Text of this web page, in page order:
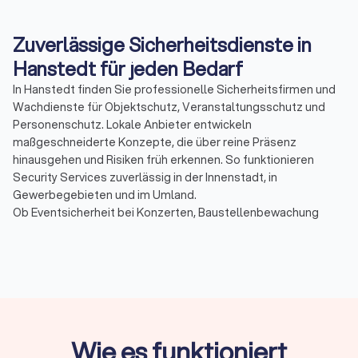
Zuverlässige Sicherheitsdienste in
Hanstedt für jeden Bedarf
In Hanstedt finden Sie professionelle Sicherheitsfirmen und
Wachdienste für Objektschutz, Veranstaltungsschutz und
Personenschutz. Lokale Anbieter entwickeln
maßgeschneiderte Konzepte, die über reine Präsenz
hinausgehen und Risiken früh erkennen. So funktionieren
Security Services zuverlässig in der Innenstadt, in
Gewerbegebieten und im Umland.
Ob Eventsicherheit bei Konzerten, Baustellenbewachung
Warum Anbieter aus der Region?